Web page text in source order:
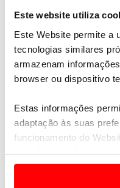
Este website utiliza
Este Website permite a
tecnologias similares
armazenam
browser ou dispositivo
Estas informações
adaptação às suas
funcionamento do
e anúncios de modo a
Campeonato Club
Batismo Golf ACP (St
Torneio do Norte
Torneio do Centro 2as
1º torneio Sénior ACP
ACP Rally Golf Cup